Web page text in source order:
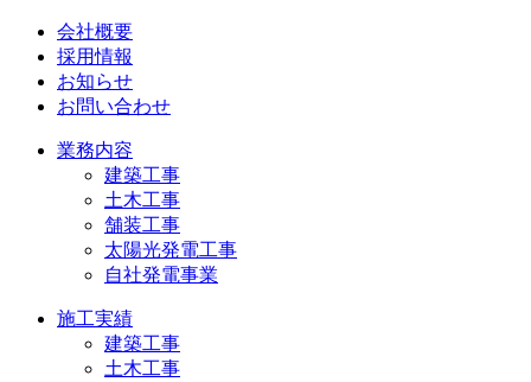
会社概要
採用情報
お知らせ
お問い合わせ
業務内容
建築工事
土木工事
舗装工事
太陽光発電工事
自社発電事業
施工実績
建築工事
土木工事